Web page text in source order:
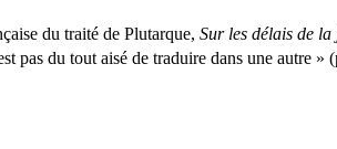
du traité de Plutarque, Sur les délais de
pas du tout aisé de traduire dans une autre » (